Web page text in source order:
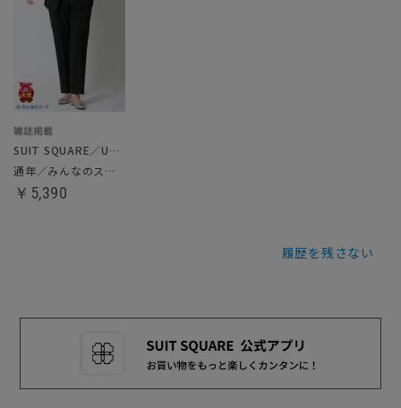
SUIT SQUARE／UNIVERSAL LANGUAGE／WHITE
通年／みんなのスーツ／ストレートパンツ
￥5,390
履歴を残さない